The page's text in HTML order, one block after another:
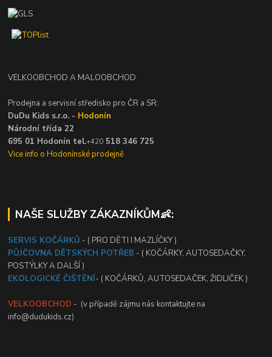
VELKOOBCHOD A MALOOBCHOD
Prodejna a servisní středisko pro ČR a SR:
DuDu Kids s.r.o. - Hodonín
Národní třída 22
695 01 Hodonín tel.+420 518 346 725
Vice info o Hodonínské prodejně
NAŠE SLUŽBY ZÁKAZNÍKŮM👶:
SERVIS KOČÁRKŮ - ( PRO DĚTI I MAZLÍČKY )
PŮJČOVNA DĚTSKÝCH POTŘEB - ( KOČÁRKY, AUTOSEDAČKY,
POSTÝLKY A DALŠÍ )
EKOLOGICKÉ ČIŠTĚNÍ- ( KOČÁRKŮ, AUTOSEDAČEK, ŽIDLIČEK )
VELKOOBCHOD - (v případě zájmu nás kontaktujte na
info@dudukids.cz)